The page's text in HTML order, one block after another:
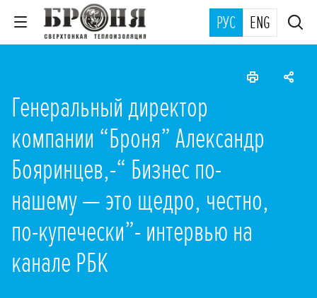
РУС ENG
Генеральный директор
компании “Броня” Александр
Бояринцев,-“ Бизнес по-
нашему — это щедро, честно,
по-купечески”- интервью на
канале РБК